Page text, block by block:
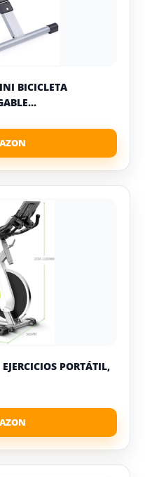
BICICLETA
PORTÁTIL,